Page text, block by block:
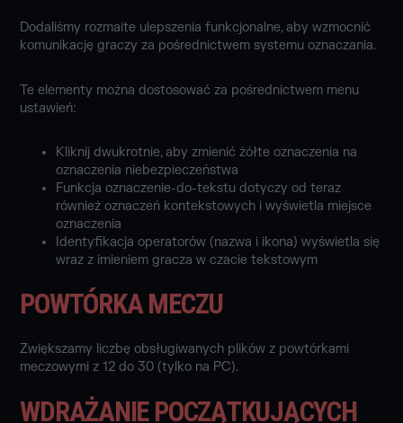
Dodaliśmy rozmaite ulepszenia funkcjonalne, aby wzmocnić
komunikację graczy za pośrednictwem systemu oznaczania.
Te elementy można dostosować za pośrednictwem menu
ustawień:
Kliknij dwukrotnie, aby zmienić żółte oznaczenia na
oznaczenia niebezpieczeństwa
Funkcja oznaczenie-do-tekstu dotyczy od teraz
również oznaczeń kontekstowych i wyświetla miejsce
oznaczenia
Identyfikacja operatorów (nazwa i ikona) wyświetla się
wraz z imieniem gracza w czacie tekstowym
POWTÓRKA MECZU
Zwiększamy liczbę obsługiwanych plików z powtórkami
meczowymi z 12 do 30 (tylko na PC).
WDRAŻANIE POCZĄTKUJĄCYCH